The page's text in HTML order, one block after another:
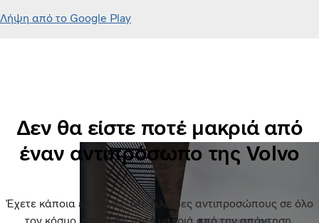
Λήψη από το Google Play
Δεν θα είστε ποτέ μακριά από
έναν αντιπρόσωπο της Volvo
Έχετε κάποια ερώτηση; Με χιλιάδες αντιπροσώπους σε όλο